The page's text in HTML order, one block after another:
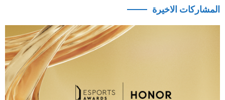
المشاركات الاخيرة